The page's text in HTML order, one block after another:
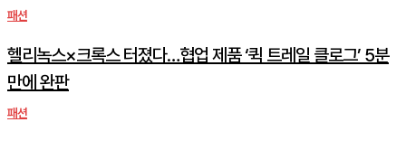
패션
헬리녹스×크록스 터졌다…협업 제품 ‘퀵 트레일 클로그’ 5분
만에 완판
패션